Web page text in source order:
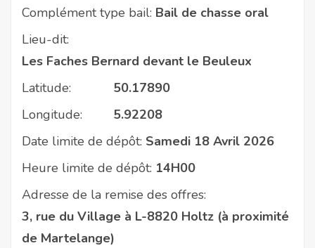
Complément type bail: Bail de chasse oral
Lieu-dit:
Les Faches Bernard devant le Beuleux
Latitude:
50.17890
Longitude:
5.92208
Date limite de dépôt: Samedi 18 Avril 2026
Heure limite de dépôt: 14H00
Adresse de la remise des offres:
3, rue du Village à L-8820 Holtz (à proximité
de Martelange)